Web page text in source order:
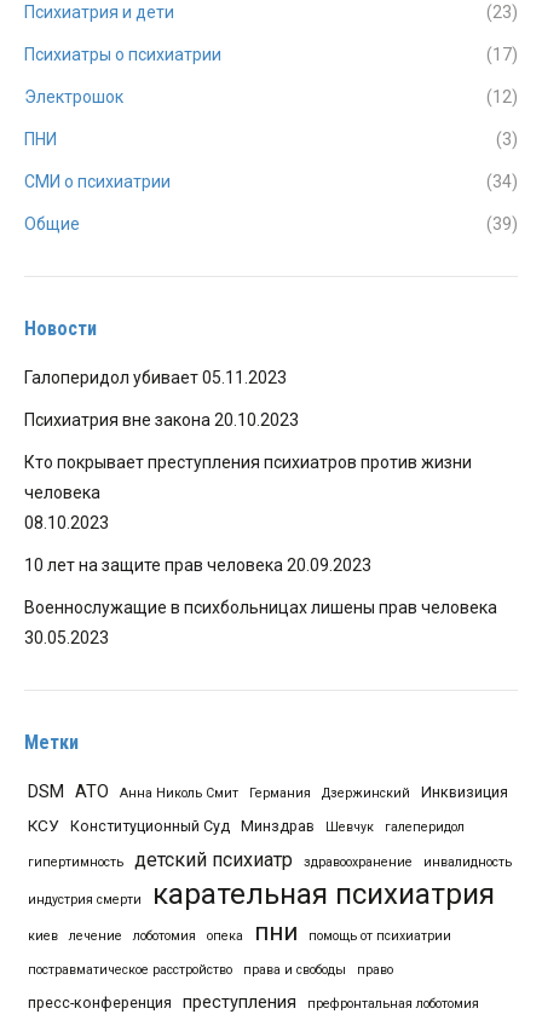
Психиатрия и дети (23)
Психиатры о психиатрии (17)
Электрошок (12)
ПНИ (3)
СМИ о психиатрии (34)
Общие (39)
Новости
Галоперидол убивает05.11.2023
Психиатрия вне закона 20.10.2023
Кто покрывает преступления психиатров против жизни
человека
08.10.2023
10 лет на защите прав человека 20.09.2023
Военнослужащие в психбольницах лишены прав человека
30.05.2023
Метки
DSM АТО Анна Николь Смит Германия Дзержинский Инквизиция
КСУ Конституционный Суд Минздрав Шевчук галеперидол
гипертимность детский психиатр здравоохранение инвалидность
индустрия смерти карательная психиатрия
киев лечение лоботомия опека пни помощь от психиатрии
постравматическое расстройство права и свободы право
пресс-конференция преступления префронтальная лоботомия